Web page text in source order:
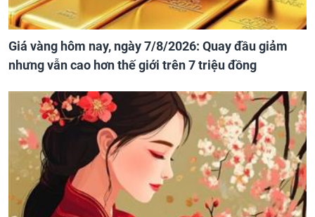
Giá vàng hôm nay, ngày 7/8/2026: Quay đầu giảm
nhưng vẫn cao hơn thế giới trên 7 triệu đồng